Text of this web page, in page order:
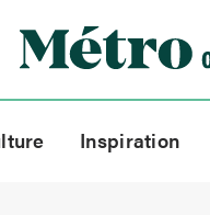
Inspiration